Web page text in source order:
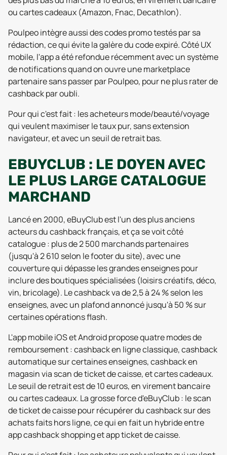
ou cartes cadeaux (Amazon, Fnac, Decathlon).
Poulpeo intègre aussi des codes promo testés par sa
rédaction, ce qui évite la galère du code expiré. Côté UX
mobile, l'app a été refondue récemment avec un système
de notifications quand on ouvre une marketplace
partenaire sans passer par Poulpeo, pour ne plus rater de
cashback par oubli.
Pour qui c'est fait : les acheteurs mode/beauté/voyage
qui veulent maximiser le taux pur, sans extension
navigateur, et avec un seuil de retrait bas.
EBUYCLUB : LE DOYEN AVEC
LE PLUS LARGE CATALOGUE
MARCHAND
Lancé en 2000, eBuyClub est l'un des plus anciens
acteurs du cashback français, et ça se voit côté
catalogue : plus de 2 500 marchands partenaires
(jusqu'à 2 610 selon le footer du site), avec une
couverture qui dépasse les grandes enseignes pour
inclure des boutiques spécialisées (loisirs créatifs, déco,
vin, bricolage). Le cashback va de 2,5 à 24 % selon les
enseignes, avec un plafond annoncé jusqu'à 50 % sur
certaines opérations flash.
L'app mobile iOS et Android propose quatre modes de
remboursement : cashback en ligne classique, cashback
automatique sur certaines enseignes, cashback en
magasin via scan de ticket de caisse, et cartes cadeaux.
Le seuil de retrait est de 10 euros, en virement bancaire
ou cartes cadeaux. La grosse force d'eBuyClub : le scan
de ticket de caisse pour récupérer du cashback sur des
achats faits hors ligne, ce qui en fait un hybride entre
app cashback shopping et app ticket de caisse.